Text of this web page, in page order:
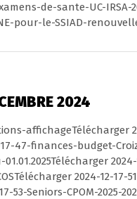
de-sante-UC-IRSA-
pour-le-SSIAD-
2024
affichageTélécharger
17-47-finances-budget-
2024-12-17-
53-Seniors-CPOM-2025-